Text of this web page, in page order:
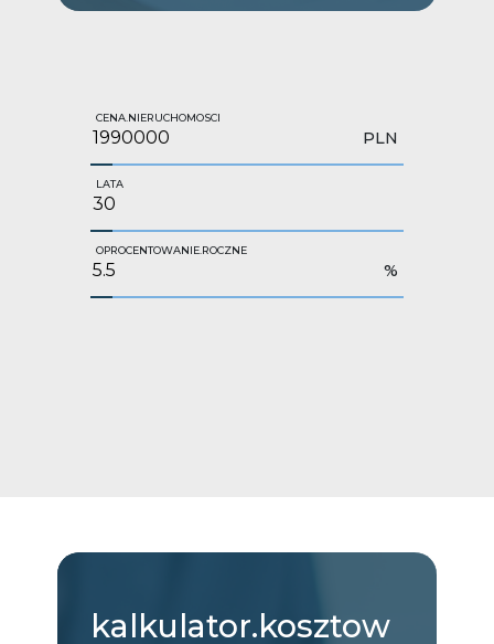
CENA.NIERUCHOMOSCI
PLN
LATA
OPROCENTOWANIE.ROCZNE
%
kalkulator.kosztow